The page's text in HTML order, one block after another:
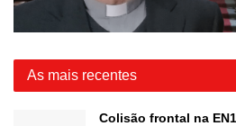
As mais recentes
Colisão frontal na